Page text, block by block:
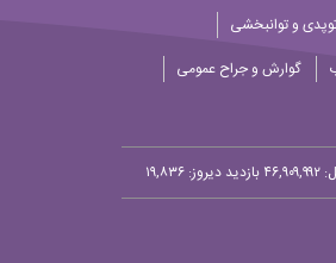
و توانبخشی
گوارش و جراح عمومی
بازدید دیروز: ۱۹,۸۳۶